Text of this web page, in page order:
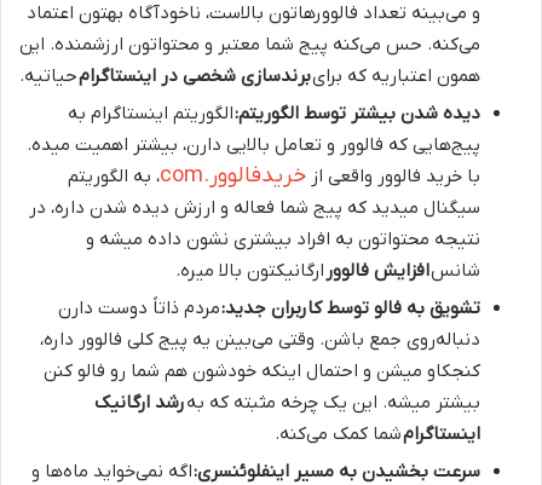
و می‌بینه تعداد فالوورهاتون بالاست، ناخودآگاه بهتون اعتماد
می‌کنه. حس می‌کنه پیج شما معتبر و محتواتون ارزشمنده. این
همون اعتباریه که برایبرندسازی شخصی در اینستاگرامحیاتیه.
دیده شدن بیشتر توسط الگوریتم:الگوریتم اینستاگرام به
پیج‌هایی که فالوور و تعامل بالایی دارن، بیشتر اهمیت میده.
با خرید فالوور واقعی از خريدفالوور.com
، به الگوریتم
سیگنال میدید که پیج شما فعاله و ارزش دیده شدن داره، در
نتیجه محتواتون به افراد بیشتری نشون داده میشه و
شانسافزایش فالوور ارگانیکتون بالا میره.
تشویق به فالو توسط کاربران جدید:مردم ذاتاً دوست دارن
دنباله‌روی جمع باشن. وقتی می‌بینن یه پیج کلی فالوور داره،
کنجکاو میشن و احتمال اینکه خودشون هم شما رو فالو کنن
بیشتر میشه. این یک چرخه مثبته که بهرشد ارگانیک
اینستاگرامشما کمک می‌کنه.
سرعت بخشیدن به مسیر اینفلوئنسری:اگه نمی‌خواید ماه‌ها و